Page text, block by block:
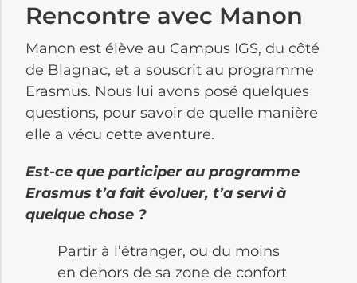
Rencontre avec Manon
Manon est élève au Campus IGS, du côté
de Blagnac, et a souscrit au programme
Erasmus. Nous lui avons posé quelques
questions, pour savoir de quelle manière
elle a vécu cette aventure.
Est-ce que participer au programme
Erasmus t’a fait évoluer, t’a servi à
quelque chose ?
Partir à l’étranger, ou du moins
en dehors de sa zone de confort